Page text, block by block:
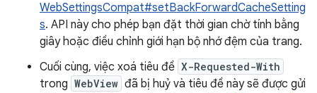
WebSettingsCompat#setBackForwardCacheSetting
s. API này cho phép bạn đặt thời gian chờ tính bằng
giây hoặc điều chỉnh giới hạn bộ nhớ đệm của trang.
Cuối cùng, việc xoá tiêu đề X-Requested-With
trong WebView đã bị huỷ và tiêu đề này sẽ được gửi